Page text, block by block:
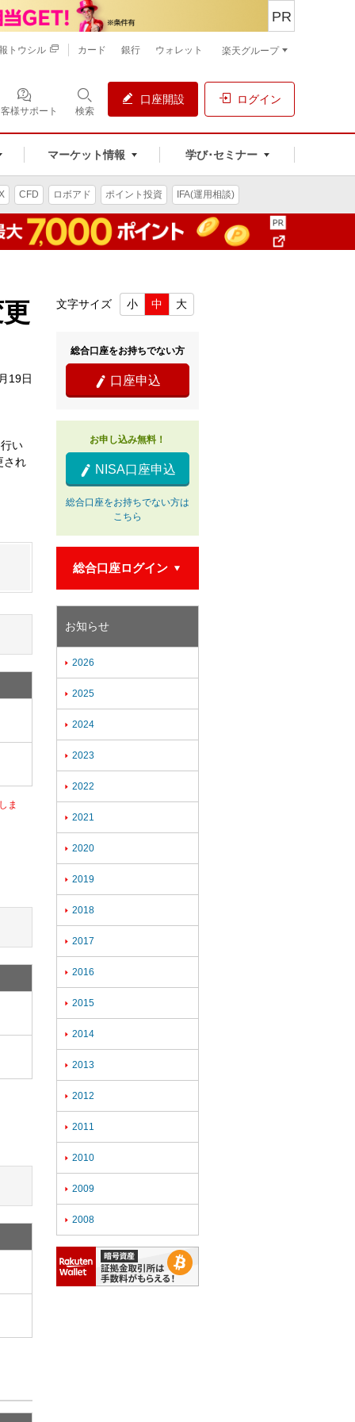
様サポート 検索
口座開設 ログイン
マーケット情報 学び･セミナー
PR
トウシル カード 銀行 ウォレット 楽天グループ
CFD ロボアド ポイント投資 IFA(運用相談)
19日
い
され
ま
文字サイズ 小 中 大
総合口座をお持ちでない方
 口座申込
お申し込み無料！
 NISA口座申込
総合口座をお持ちでない方は
こちら
総合口座ログイン
お知らせ
 2026
 2025
 2024
 2023
 2022
 2021
 2020
 2019
 2018
 2017
 2016
 2015
 2014
 2013
 2012
 2011
 2010
 2009
 2008